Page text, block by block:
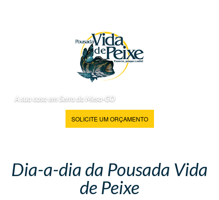
A sua casa em Serra da Mesa-GO
SOLICITE UM ORÇAMENTO
Dia-a-dia da Pousada Vida
de Peixe